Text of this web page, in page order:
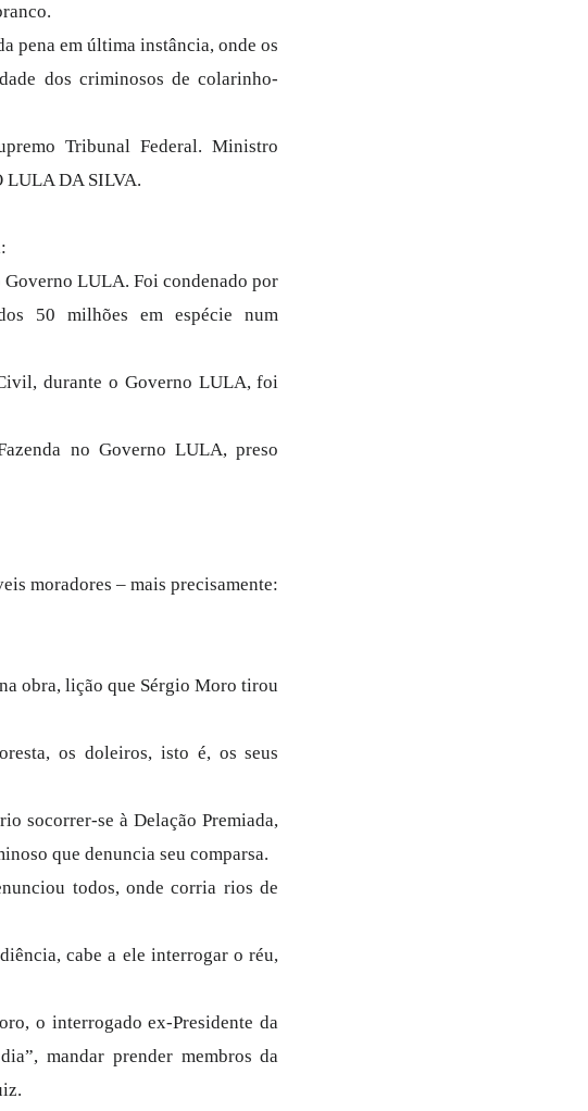
pena em última instância, onde os
dos criminosos de colarinho-
Tribunal Federal. Ministro
LULA DA SILVA.
LULA. Foi condenado por
50 milhões em espécie num
durante o Governo LULA, foi
no Governo LULA, preso
moradores – mais precisamente:
obra, lição que Sérgio Moro tirou
os doleiros, isto é, os seus
socorrer-se à Delação Premiada,
que denuncia seu comparsa.
todos, onde corria rios de
cabe a ele interrogar o réu,
o interrogado ex-Presidente da
mandar prender membros da